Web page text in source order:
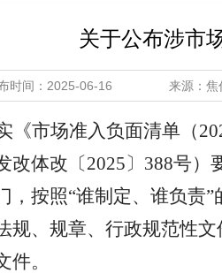
关于公布涉市
时间：2025-06-16 来源：焦
《市场准入负面清单（
改体改〔2025〕 388号）
，按照“谁制定、谁负责
规、规章、行政规范性
。